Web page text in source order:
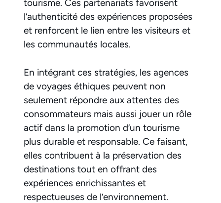
tourisme. Ces partenariats favorisent
l’authenticité des expériences proposées
et renforcent le lien entre les visiteurs et
les communautés locales.
En intégrant ces stratégies, les agences
de voyages éthiques peuvent non
seulement répondre aux attentes des
consommateurs mais aussi jouer un rôle
actif dans la promotion d’un tourisme
plus durable et responsable. Ce faisant,
elles contribuent à la préservation des
destinations tout en offrant des
expériences enrichissantes et
respectueuses de l’environnement.